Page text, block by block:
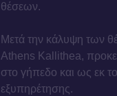
θέσεων.
Μετά την κάλυψη των
Athens Kallithea,
στο γήπεδο και ως εκ
εξυπηρέτησης.